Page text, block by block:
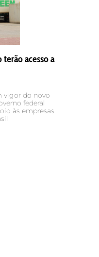
acesso a
vigor do novo
federal
às empresas